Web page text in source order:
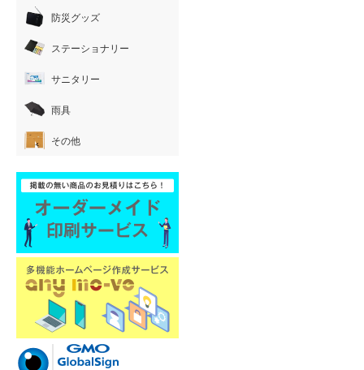
防災グッズ
ステーショナリー
サニタリー
雨具
その他